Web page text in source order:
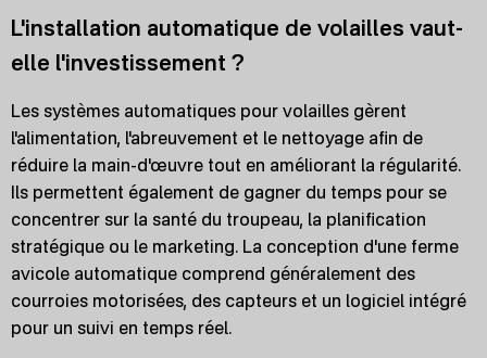
L'installation automatique de volailles vaut-
elle l'investissement ?
Les systèmes automatiques pour volailles gèrent
l'alimentation, l'abreuvement et le nettoyage afin de
réduire la main-d'œuvre tout en améliorant la régularité.
Ils permettent également de gagner du temps pour se
concentrer sur la santé du troupeau, la planification
stratégique ou le marketing. La conception d'une ferme
avicole automatique comprend généralement des
courroies motorisées, des capteurs et un logiciel intégré
pour un suivi en temps réel.